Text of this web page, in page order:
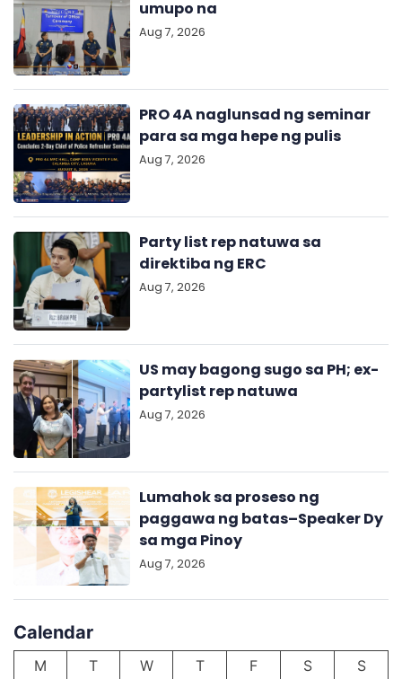
umupo na
Aug 7, 2026
PRO 4A naglunsad ng seminar
para sa mga hepe ng pulis
Aug 7, 2026
Party list rep natuwa sa
direktiba ng ERC
Aug 7, 2026
US may bagong sugo sa PH; ex-
partylist rep natuwa
Aug 7, 2026
Lumahok sa proseso ng
paggawa ng batas–Speaker Dy
sa mga Pinoy
Aug 7, 2026
Calendar
M T W T F S S